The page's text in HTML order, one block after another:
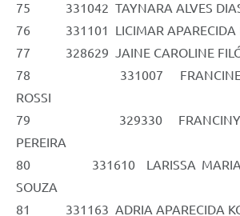
75 331042 TAYNARA ALVES
76 331101 LICIMAR APARECIDA
77 328629 JAINE CAROLINE
78 331007 FRANCINE
ROSSI
79 329330 FRANCINY
PEREIRA
80 331610 LARISSA MARIA
SOUZA
81 331163 ADRIA APARECIDA